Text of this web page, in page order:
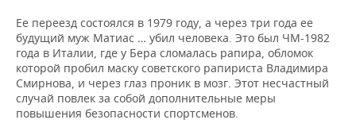
Ее переезд состоялся в 1979 году, а через три года ее
будущий муж Матиас … убил человека. Это был ЧМ-1982
года в Италии, где у Бера сломалась рапира, обломок
которой пробил маску советского рапириста Владимира
Смирнова, и через глаз проник в мозг. Этот несчастный
случай повлек за собой дополнительные меры
повышения безопасности спортсменов.